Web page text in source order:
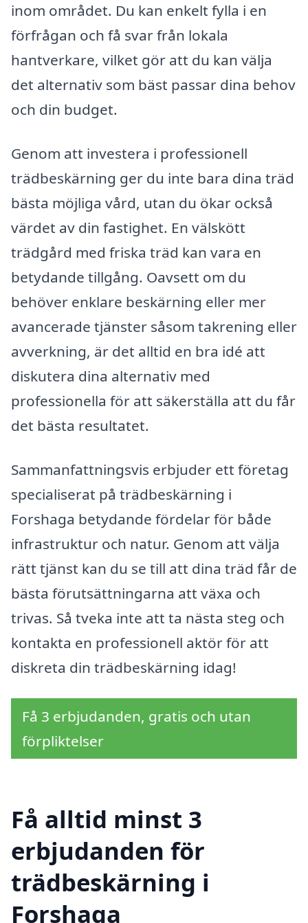
inom området. Du kan enkelt fylla i en
förfrågan och få svar från lokala
hantverkare, vilket gör att du kan välja
det alternativ som bäst passar dina behov
och din budget.
Genom att investera i professionell
trädbeskärning ger du inte bara dina träd
bästa möjliga vård, utan du ökar också
värdet av din fastighet. En välskött
trädgård med friska träd kan vara en
betydande tillgång. Oavsett om du
behöver enklare beskärning eller mer
avancerade tjänster såsom takrening eller
avverkning, är det alltid en bra idé att
diskutera dina alternativ med
professionella för att säkerställa att du får
det bästa resultatet.
Sammanfattningsvis erbjuder ett företag
specialiserat på trädbeskärning i
Forshaga betydande fördelar för både
infrastruktur och natur. Genom att välja
rätt tjänst kan du se till att dina träd får de
bästa förutsättningarna att växa och
trivas. Så tveka inte att ta nästa steg och
kontakta en professionell aktör för att
diskreta din trädbeskärning idag!
Få 3 erbjudanden, gratis och utan
förpliktelser
Få alltid minst 3
erbjudanden för
trädbeskärning i
Forshaga